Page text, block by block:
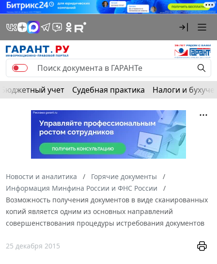
Бюджетный учет Судебная практика Налоги и
Новости и аналитика
Горячие документы
Информация Минфина России и ФНС России
Возможность получения документов в виде сканированных
копий является одним из основных направлений
совершенствования процедуры истребования документов
25 декабря 2015